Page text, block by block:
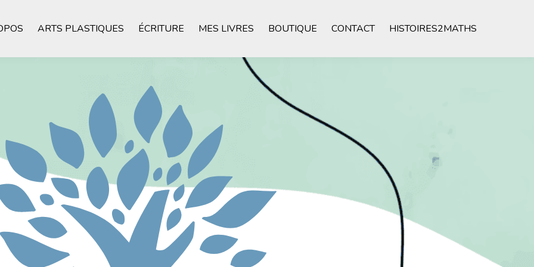
ARTS PLASTIQUES ÉCRITURE MES LIVRES BOUTIQUE CONTACT HISTOIRES2MATHS